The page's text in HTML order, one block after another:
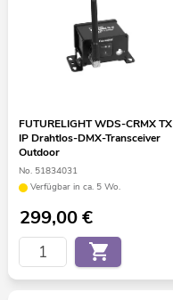
FUTURELIGHT WDS-CRMX TX
IP Drahtlos-DMX-Transceiver
Outdoor
No. 51834031
Verfügbar in ca. 5 Wo.
299,00€